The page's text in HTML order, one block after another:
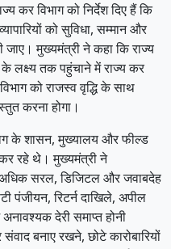
कर विभाग को निर्देश दिए हैं कि
को सुविधा, सम्मान और
जाए। मुख्यमंत्री ने कहा कि राज्य
लक्ष्य तक पहुंचाने में राज्य कर
को राजस्व वृद्धि के साथ
करना होगा।
के शासन, मुख्यालय और फील्ड
रहे थे। मुख्यमंत्री ने
अधिक सरल, डिजिटल और जवाबदेह
पंजीयन, रिटर्न दाखिले, अपील
देरी समाप्त होनी
बनाए रखने, छोटे कारोबारियों